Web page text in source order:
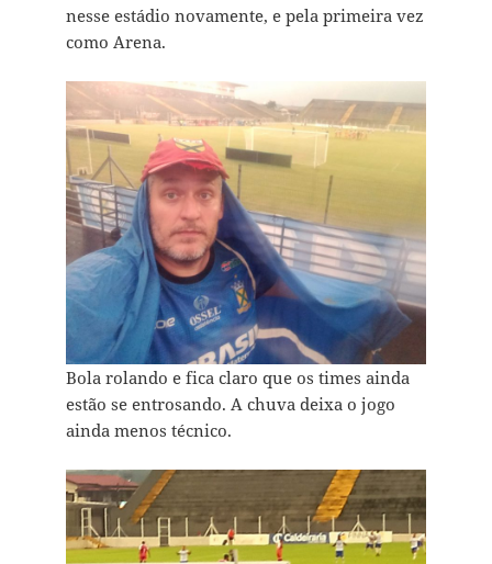
nesse estádio novamente, e pela primeira vez
como Arena.
Bola rolando e fica claro que os times ainda
estão se entrosando. A chuva deixa o jogo
ainda menos técnico.